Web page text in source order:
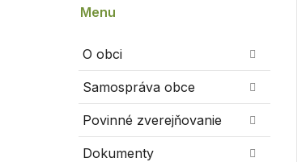
Menu
O obci
Samospráva obce
Povinné zverejňovanie
Dokumenty